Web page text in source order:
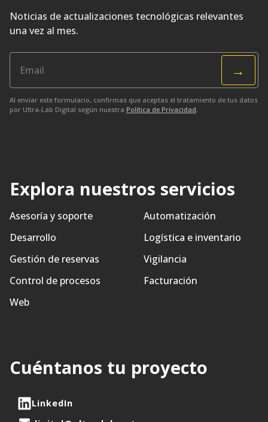
Noticias de actualizaciones tecnológicas relevantes
una vez al mes.
→
Al enviar este formulario, confirmas que aceptas el tratamiento de tus datos
por Ultra-Lab Digital según nuestra Política de Privacidad.
Explora nuestros servicios
Asesoría y soporte
Automatización
Desarrollo
Logística e inventario
Gestión de reservas
Vigilancia
Control de procesos
Facturación
Web
Cuéntanos tu proyecto
LinkedIn